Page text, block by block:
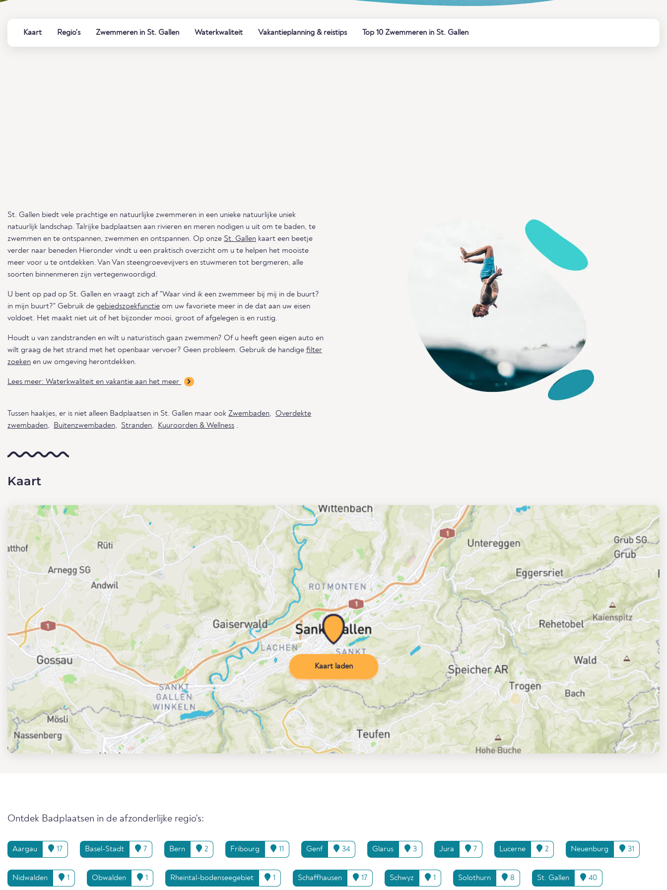
Kaart Regio's Zwemmeren in St. Gallen Waterkwaliteit Vakantieplanning & reistips Top 10 Zwemmeren in St. Gallen
St. Gallen biedt vele prachtige en natuurlijke zwemmeren in een unieke natuurlijke uniek
natuurlijk landschap. Talrijke badplaatsen aan rivieren en meren nodigen u uit om te baden, te
zwemmen en te ontspannen, zwemmen en ontspannen. Op onze St. Gallen kaart een beetje
verder naar beneden Hieronder vindt u een praktisch overzicht om u te helpen het mooiste
meer voor u te ontdekken. Van Van steengroevevijvers en stuwmeren tot bergmeren, alle
soorten binnenmeren zijn vertegenwoordigd.
U bent op pad op St. Gallen en vraagt zich af "Waar vind ik een zwemmeer bij mij in de buurt?
in mijn buurt?" Gebruik de gebiedszoekfunctie om uw favoriete meer in de dat aan uw eisen
voldoet. Het maakt niet uit of het bijzonder mooi, groot of afgelegen is en rustig.
Houdt u van zandstranden en wilt u naturistisch gaan zwemmen? Of u heeft geen eigen auto en
wilt graag de het strand met het openbaar vervoer? Geen probleem. Gebruik de handige filter
zoeken en uw omgeving herontdekken.
Lees meer: Waterkwaliteit en vakantie aan het meer
Tussen haakjes, er is niet alleen Badplaatsen in St. Gallen maar ook Zwembaden, Overdekte
zwembaden, Buitenzwembaden, Stranden, Kuuroorden & Wellness .
Kaart
Kaart laden
Ontdek Badplaatsen in de afzonderlijke regio's:
Aargau 17 Basel-Stadt 7 Bern 2 Fribourg 11 Genf 34 Glarus 3 Jura 7 Lucerne 2 Neuenburg 31
Nidwalden 1 Obwalden 1 Rheintal-bodenseegebiet 1 Schaffhausen 17 Schwyz 1 Solothurn 8 St. Gallen 40